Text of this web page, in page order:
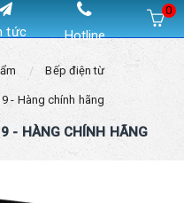
tức Hotline
0
Bếp điện từ
- Hàng chính hãng
- HÀNG CHÍNH HÃNG